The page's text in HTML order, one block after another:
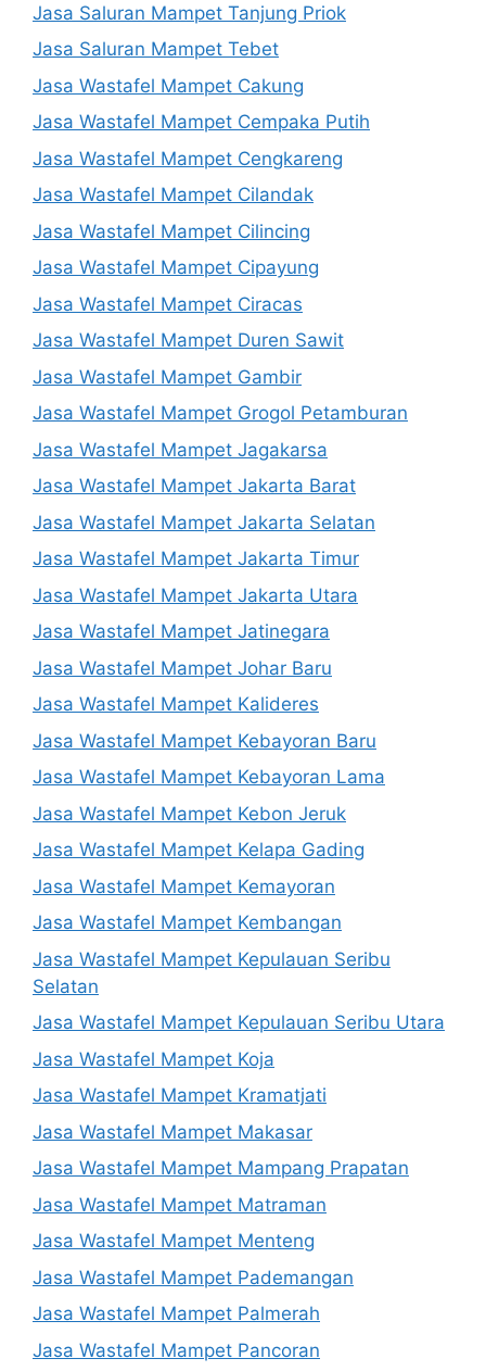
Jasa Saluran Mampet Tanjung Priok
Jasa Saluran Mampet Tebet
Jasa Wastafel Mampet Cakung
Jasa Wastafel Mampet Cempaka Putih
Jasa Wastafel Mampet Cengkareng
Jasa Wastafel Mampet Cilandak
Jasa Wastafel Mampet Cilincing
Jasa Wastafel Mampet Cipayung
Jasa Wastafel Mampet Ciracas
Jasa Wastafel Mampet Duren Sawit
Jasa Wastafel Mampet Gambir
Jasa Wastafel Mampet Grogol Petamburan
Jasa Wastafel Mampet Jagakarsa
Jasa Wastafel Mampet Jakarta Barat
Jasa Wastafel Mampet Jakarta Selatan
Jasa Wastafel Mampet Jakarta Timur
Jasa Wastafel Mampet Jakarta Utara
Jasa Wastafel Mampet Jatinegara
Jasa Wastafel Mampet Johar Baru
Jasa Wastafel Mampet Kalideres
Jasa Wastafel Mampet Kebayoran Baru
Jasa Wastafel Mampet Kebayoran Lama
Jasa Wastafel Mampet Kebon Jeruk
Jasa Wastafel Mampet Kelapa Gading
Jasa Wastafel Mampet Kemayoran
Jasa Wastafel Mampet Kembangan
Jasa Wastafel Mampet Kepulauan Seribu
Selatan
Jasa Wastafel Mampet Kepulauan Seribu Utara
Jasa Wastafel Mampet Koja
Jasa Wastafel Mampet Kramatjati
Jasa Wastafel Mampet Makasar
Jasa Wastafel Mampet Mampang Prapatan
Jasa Wastafel Mampet Matraman
Jasa Wastafel Mampet Menteng
Jasa Wastafel Mampet Pademangan
Jasa Wastafel Mampet Palmerah
Jasa Wastafel Mampet Pancoran